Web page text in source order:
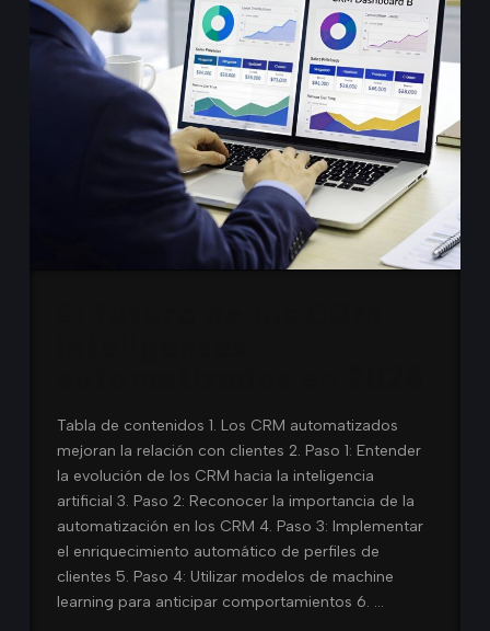
Tabla de contenidos 1. Los CRM automatizados
mejoran la relación con clientes 2. Paso 1: Entender
la evolución de los CRM hacia la inteligencia
artificial 3. Paso 2: Reconocer la importancia de la
automatización en los CRM 4. Paso 3: Implementar
el enriquecimiento automático de perfiles de
clientes 5. Paso 4: Utilizar modelos de machine
learning para anticipar comportamientos 6. …